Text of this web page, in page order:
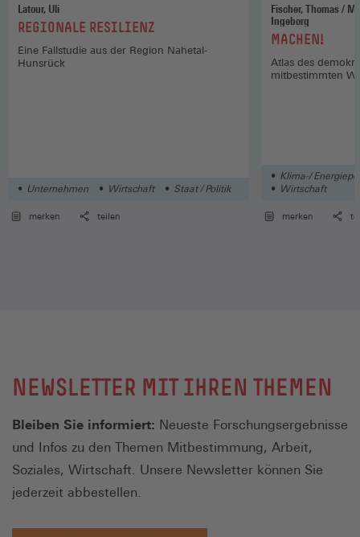
Latour, Uli
:REGIONALE RESILIENZ
Eine Fallstudie aus der Region Nahetal-
Hunsrück
Unternehmen Wirtschaft Staat / Politik
merken teilen
Fischer, Thomas / Maschke, Manuela / Wahle,
Ingeborg
:MACHEN!
Atlas des
mitbestimmten
Klima-/
Wirtschaft
merken
NEWSLETTER MIT IHREN THEMEN
Bleiben Sie informiert: Neueste Forschungsergebnisse
und Infos zu den Themen Mitbestimmung, Arbeit,
Soziales, Wirtschaft. Unsere Newsletter können Sie
jederzeit abbestellen.